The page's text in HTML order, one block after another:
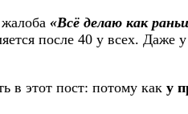
«Всё делаю как
после 40 у всех. Даже
в этот пост: потому как у